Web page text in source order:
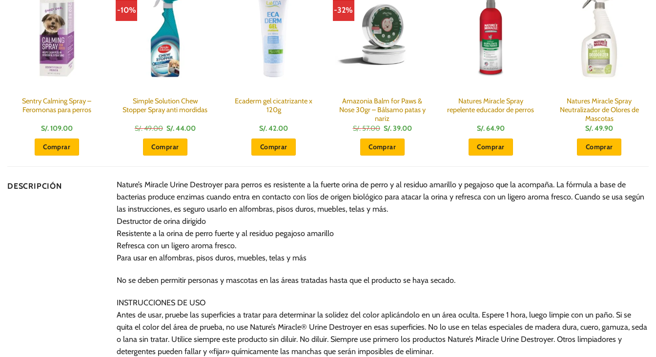
Sentry Calming Spray –
Feromonas para perros
S/.109.00
Comprar
-10%
Simple Solution Chew
Stopper Spray anti mordidas
S/.49.00 El
precio
original
era:
S/.
S/.44.00El
Comprar
Ecaderm gel cicatrizante x
120g
S/.42.00
Comprar
-32%
Amazonia Balm for Paws &
Nose 30gr – Bálsamo patas y
nariz
S/.57.00 El
precio
original
era:
S/.
S/.39.00El
Comprar
Natures Miracle Spray
repelente educador de perros
S/.64.90
Comprar
Natures Miracle Spray
Neutralizador de Olores de
Mascotas
S/.49.90
Comprar
DESCRIPCIÓN
Nature’s Miracle Urine Destroyer para perros es resistente a la fuerte orina de perro y al residuo amarillo y pegajoso que la acompaña. La fórmula a base de
bacterias produce enzimas cuando entra en contacto con líos de origen biológico para atacar la orina y refresca con un ligero aroma fresco. Cuando se usa según
las instrucciones, es seguro usarlo en alfombras, pisos duros, muebles, telas y más.
Destructor de orina dirigido
Resistente a la orina de perro fuerte y al residuo pegajoso amarillo
Refresca con un ligero aroma fresco.
Para usar en alfombras, pisos duros, muebles, telas y más
No se deben permitir personas y mascotas en las áreas tratadas hasta que el producto se haya secado.
INSTRUCCIONES DE USO
Antes de usar, pruebe las superficies a tratar para determinar la solidez del color aplicándolo en un área oculta. Espere 1 hora, luego limpie con un paño. Si se
quita el color del área de prueba, no use Nature’s Miracle® Urine Destroyer en esas superficies. No lo use en telas especiales de madera dura, cuero, gamuza, seda
o lana sin tratar. Utilice siempre este producto sin diluir. No diluir. Siempre use primero los productos Nature’s Miracle Urine Destroyer. Otros limpiadores y
detergentes pueden fallar y «fijar» químicamente las manchas que serán imposibles de eliminar.